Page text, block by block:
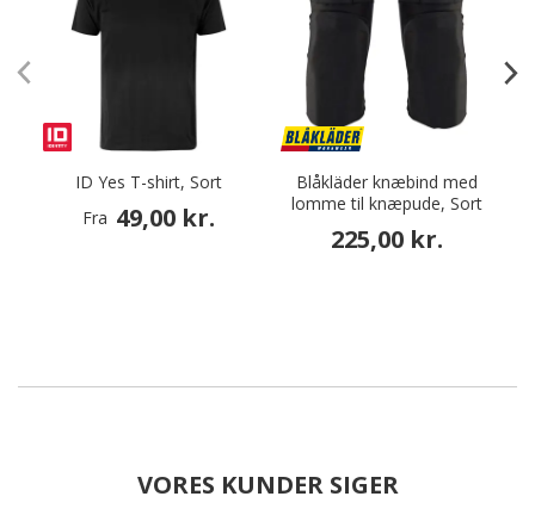
ID Yes T-shirt, Sort
Fra 49,00 kr.
Blåkläder knæbind med
lomme til knæpude, Sort
225,00 kr.
VORES KUNDER SIGER